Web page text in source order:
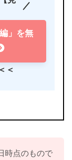
」を無
＜＜
時点のもので